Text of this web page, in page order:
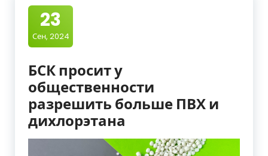
23
Сен, 2024
БСК просит у
общественности
разрешить больше ПВХ и
дихлорэтана